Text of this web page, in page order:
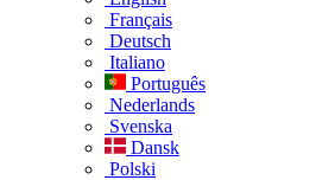
Français
Deutsch
Italiano
Português
Nederlands
Svenska
Dansk
Polski